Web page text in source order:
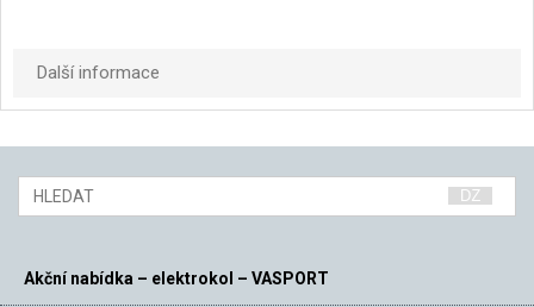
Další informace
Akční nabídka – elektrokol – VASPORT